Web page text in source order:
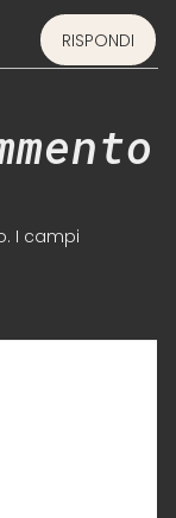
RISPONDI
I campi